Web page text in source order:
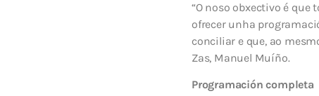
“O noso obxectivo é que
ofrecer unha
conciliar e que, ao
Zas, Manuel Muíño.
Programación completa